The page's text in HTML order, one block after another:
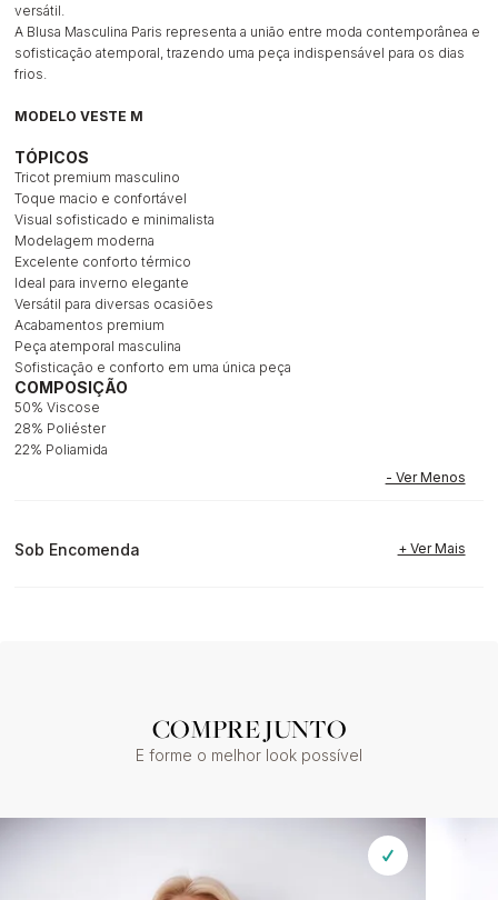
versátil.
A Blusa Masculina Paris representa a união entre moda contemporânea e
sofisticação atemporal, trazendo uma peça indispensável para os dias
frios.
MODELO VESTE M
TÓPICOS
Tricot premium masculino
Toque macio e confortável
Visual sofisticado e minimalista
Modelagem moderna
Excelente conforto térmico
Ideal para inverno elegante
Versátil para diversas ocasiões
Acabamentos premium
Peça atemporal masculina
Sofisticação e conforto em uma única peça
COMPOSIÇÃO
50% Viscose
28% Poliéster
22% Poliamida
Sob Encomenda
COMPRE JUNTO
E forme o melhor look possível